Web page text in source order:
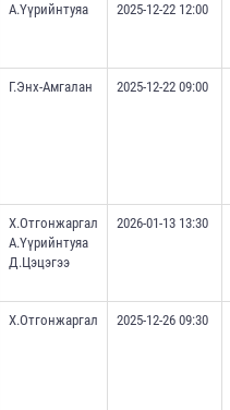
А.Үүрийнтуяа 2025-12-22 12:00
Г.Энх-Амгалан 2025-12-22 09:00
Х.Отгонжаргал
А.Үүрийнтуяа
Д.Цэцэгээ
2026-01-13 13:30
Х.Отгонжаргал 2025-12-26 09:30